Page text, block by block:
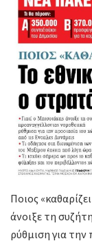
Ποιος
άνοιξε τη
ρύθμιση για